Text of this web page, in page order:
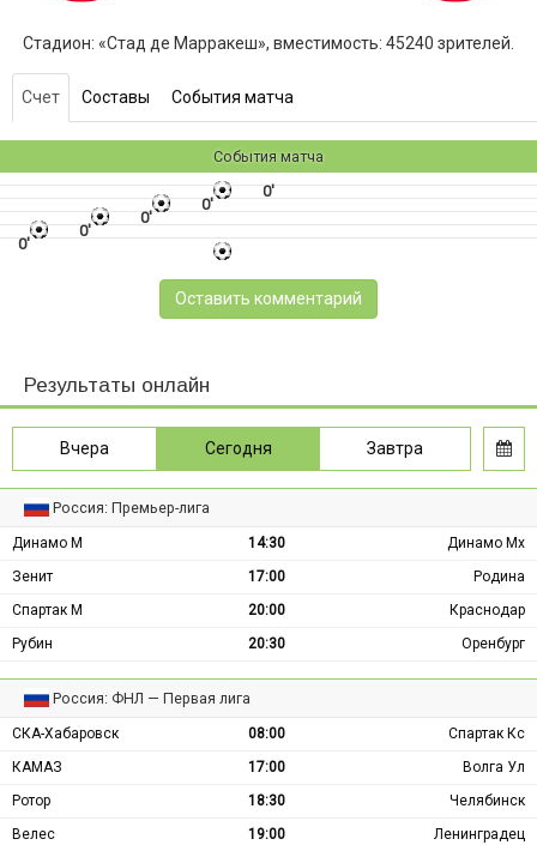
Стадион: «Стад де Марракеш», вместимость: 45240 зрителей.
Счет Составы События матча
События матча
0'
0'
0'
0'
0'
Оставить комментарий
Результаты онлайн
Вчера Сегодня Завтра
Россия: Премьер-лига
Динамо М 14:30
Динамо Мх
Зенит
17:00
Родина
Спартак М
20:00
Краснодар
Рубин
20:30 Оренбург
Россия: ФНЛ — Первая лига
СКА-Хабаровск 08:00
Спартак Кс
КАМАЗ
17:00
Волга Ул
Ротор
18:30
Челябинск
Велес
19:00 Ленинградец